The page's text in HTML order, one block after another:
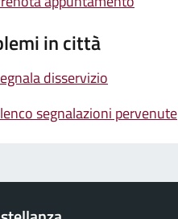
in città
disservizio
segnalazioni pervenute